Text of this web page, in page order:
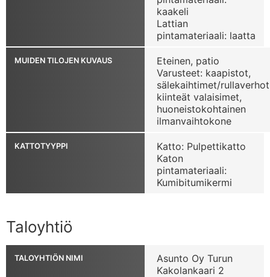
kaakeli
Lattian
pintamateriaali: laatta
MUIDEN TILOJEN KUVAUS
Eteinen, patio
Varusteet: kaapistot,
sälekaihtimet/
kiinteät valaisimet,
huoneistokohtainen
ilmanvaihtokone
KATTOTYYPPI
Katto: Pulpettikatto
Katon
pintamateriaali:
Kumibitumikermi
Taloyhtiö
TALOYHTIÖN NIMI
Asunto Oy Turun
Kakolankaari 2